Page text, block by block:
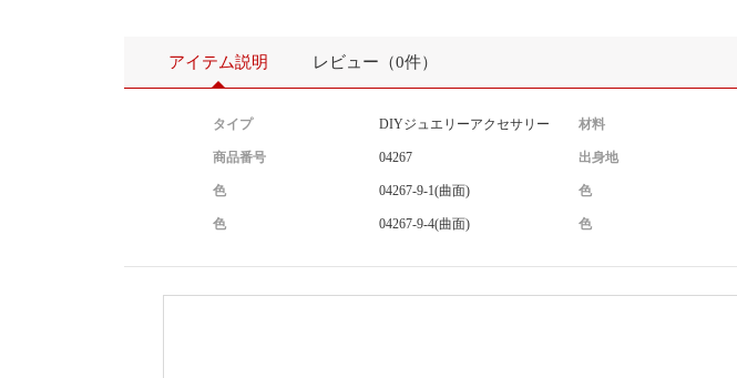
アイテム説明 レビュー（0件）
タイプ DIYジュエリーアクセサリー 材料
商品番号 04267 出身地
色 04267-9-1(曲面) 色
色 04267-9-4(曲面) 色